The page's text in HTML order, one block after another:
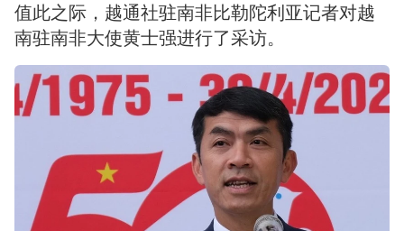
值此之际，越通社驻南非比勒陀利亚记者对越
南驻南非大使黄士强进行了采访。